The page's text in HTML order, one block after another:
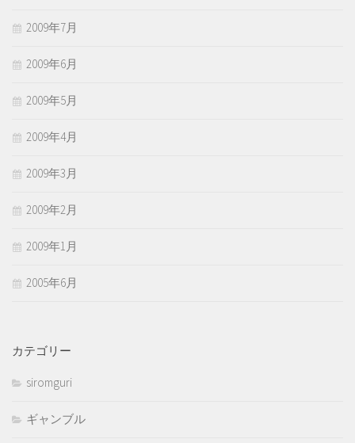
2009年7月
2009年6月
2009年5月
2009年4月
2009年3月
2009年2月
2009年1月
2005年6月
カテゴリー
siromguri
ギャンブル